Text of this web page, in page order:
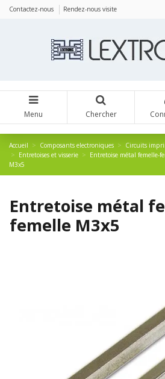
Contactez-nous Rendez-nous visite
Menu Chercher
Accueil Composants electroniques
Circuits
Entretoises et visserie
Entretoise métal femelle-
M3x5
Entretoise métal
femelle M3x5
Panneau de gestion des cookies